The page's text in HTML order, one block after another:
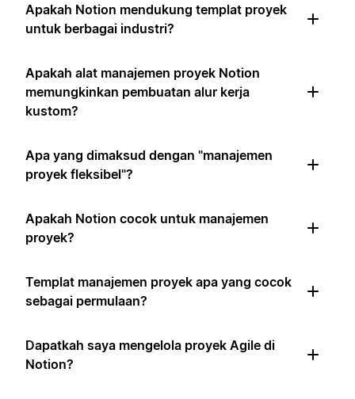
Apakah Notion mendukung templat proyek
untuk berbagai industri?
Apakah alat manajemen proyek Notion
memungkinkan pembuatan alur kerja
kustom?
Apa yang dimaksud dengan "manajemen
proyek fleksibel"?
Apakah Notion cocok untuk manajemen
proyek?
Templat manajemen proyek apa yang cocok
sebagai permulaan?
Dapatkah saya mengelola proyek Agile di
Notion?